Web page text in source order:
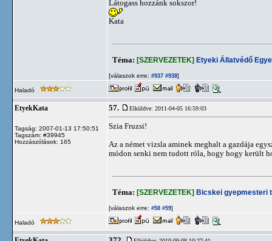
Látogass hozzánk sokszor!
Kata
Téma: [SZERVEZETEK] Etyeki Állatvédő
[válaszok erre: #937 #938]
Haladó
EtyekKata
Tagság: 2007-01-13 17:50:51
Tagszám: #39945
Hozzászólások: 165
57. Elküldve: 2011-04-05 16:59:03
Szia Fruzsi!
Az a német vizsla aminek meghalt a gazdája
módon senki nem tudott róla, hogy hogy került
Téma: [SZERVEZETEK] Bicskei gyepmesteri
[válaszok erre: #58 #59]
Haladó